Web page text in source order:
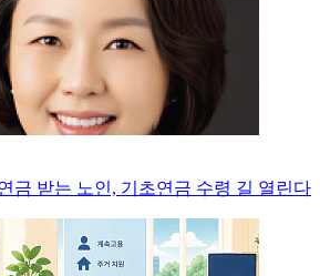
금 받는 노인, 기초연금 수령 길 열린다